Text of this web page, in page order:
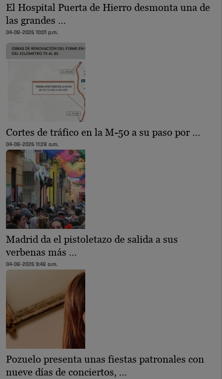
El Hospital Puerta de Hierro desmonta una de
las grandes …
04-08-2026 10:01 p.m.
Cortes de tráfico en la M-50 a su paso por …
04-08-2026 11:28 a.m.
Madrid da el pistoletazo de salida a sus
verbenas más …
04-08-2026 9:48 a.m.
Pozuelo presenta unas fiestas patronales con
nueve días de conciertos, …